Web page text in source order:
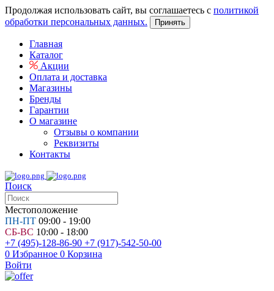
Продолжая использовать сайт, вы соглашаетесь с политикой
обработки персональных данных.
Принять
Главная
Каталог
Акции
Оплата и доставка
Магазины
Бренды
Гарантии
О магазине
Отзывы о компании
Реквизиты
Контакты
Поиск
Местоположение
ПН-ПТ 09:00 - 19:00
СБ-ВС 10:00 - 18:00
+7 (495)-128-86-90 +7 (917)-542-50-00
0 Избранное 0 Корзина
Войти